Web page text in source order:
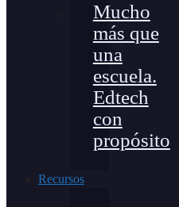
Mucho
más que
una
escuela.
Edtech
con
propósito
Recursos